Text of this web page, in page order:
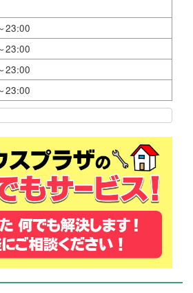
23:00
23:00
23:00
23:00